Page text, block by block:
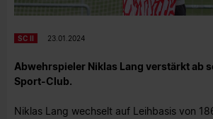
SC II 23.01.2024
Abwehrspieler Niklas Lang verstärkt ab
Sport-Club.
Niklas Lang wechselt auf Leihbasis von